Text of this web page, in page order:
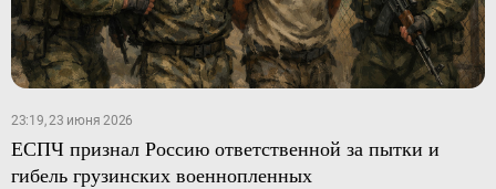
23:19, 23 июня 2026
ЕСПЧ признал Россию ответственной за пытки и
гибель грузинских военнопленных